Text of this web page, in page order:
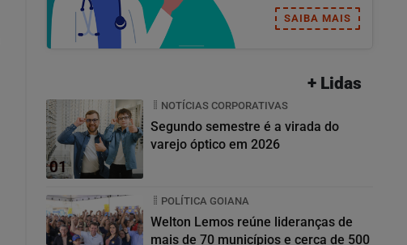
SAIBA MAIS
+ Lidas
01
NOTÍCIAS CORPORATIVAS
Segundo semestre é a virada do
varejo óptico em 2026
POLÍTICA GOIANA
Welton Lemos reúne lideranças de
mais de 70 municípios e cerca de 500